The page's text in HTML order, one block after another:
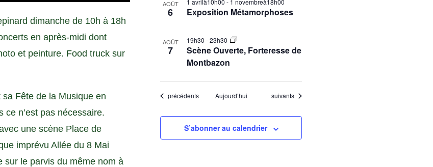
dimanche de 10h à 18h
en après-midi dont
et peinture. Food truck sur
Fête de la Musique en
ce n’est pas nécessaire.
une scène Place de
imprévu Allée du 8 Mai
sur le parvis du même nom à
é
c
o
n
e
t
v
e
t
AOÛT
6 Exposition Métamorphoses
1 avrilà10h00 - 1 novembreà18h00
AOÛT
7
Scène Ouverte, Forteresse de
Montbazon
19h30-23h30
Évènements
précédents Aujourd’hui Évènements
suivants
S’abonner au calendrier